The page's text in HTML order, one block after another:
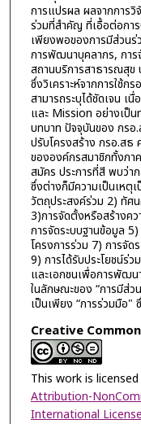
การแปรผล ผลจากการ
ร่วมที่สำคัญ ที่เอื้อต่อกา
เพียงพอของการมีส่วนร่
การพัฒนาบุคลากร, การ
สถานบริการสาธารณสุข
ซึ่งวิเคราะห์จากการใช้ก
สามารถระบุได้ชัดเจน เ
และ Mission อย่างเป็น
บทบาท ปัจจุบันของ กรอ.
ปรับโครงสร้าง กรอ.สธ
ขององค์กรสมาชิกทั้งภา
สมัคร ประการที่สี พบว่า
ซึ่งต่างก็มีความเป็นเหตุ
วัตถุประสงค์ร่วม 2) ทัศ
3)การจัดตั้งหรือสร้างค
การจัดระบบฐานข้อมูล
โครงการร่วม 7) การจัด
9) การได้รับประโยชน์ร่ว
และเอกชนเพื่อการพัฒน
ในลักษณะของ “การมีส่ว
เป็นเพียง “การร่วมมือ"
Creative
This work is
Attribution-
International License